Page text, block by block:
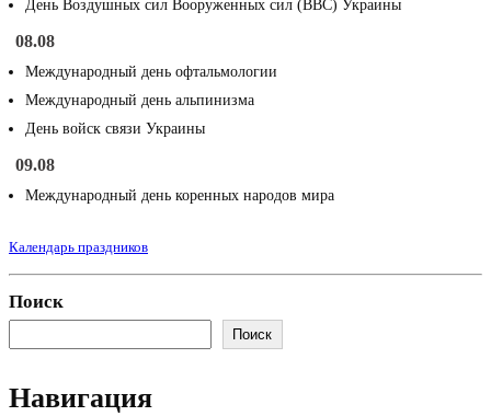
День Воздушных сил Вооруженных сил (ВВС) Украины
08.08
Международный день офтальмологии
Международный день альпинизма
День войск связи Украины
09.08
Международный день коренных народов мира
Календарь праздников
Поиск
Поиск
Навигация